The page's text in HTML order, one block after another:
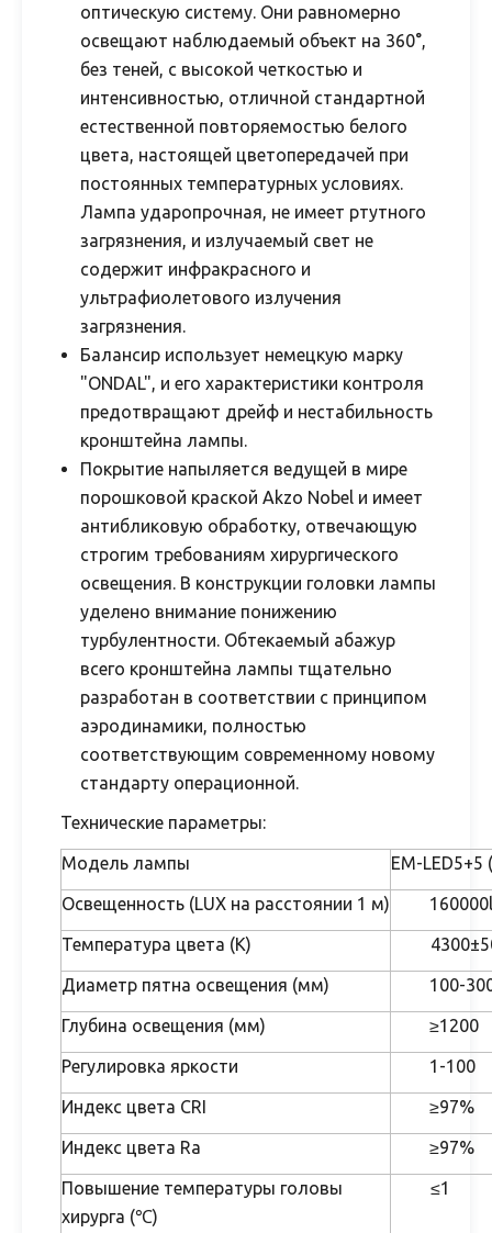
оптическую систему. Они равномерно
освещают наблюдаемый объект на 360°,
без теней, с высокой четкостью и
интенсивностью, отличной стандартной
естественной повторяемостью белого
цвета, настоящей цветопередачей при
постоянных температурных условиях.
Лампа ударопрочная, не имеет ртутного
загрязнения, и излучаемый свет не
содержит инфракрасного и
ультрафиолетового излучения
загрязнения.
Балансир использует немецкую марку
"ONDAL", и его характеристики контроля
предотвращают дрейф и нестабильность
кронштейна лампы.
Покрытие напыляется ведущей в мире
порошковой краской Akzo Nobel и имеет
антибликовую обработку, отвечающую
строгим требованиям хирургического
освещения. В конструкции головки лампы
уделено внимание понижению
турбулентности. Обтекаемый абажур
всего кронштейна лампы тщательно
разработан в соответствии с принципом
аэродинамики, полностью
соответствующим современному новому
стандарту операционной.
Технические параметры:
Модель лампы EM-LED5+5
Освещенность (LUX на расстоянии 1 м)
Температура цвета (К)
Диаметр пятна освещения (мм) 100-
Глубина освещения (мм) ≥1200
Регулировка яркости 1-100
Индекс цвета CRI ≥97%
Индекс цвета Ra ≥97%
Повышение температуры головы
хирурга (℃)
≤1